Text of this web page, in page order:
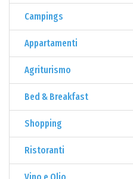
Campings
Appartamenti
Agriturismo
Bed & Breakfast
Shopping
Ristoranti
Vino e Olio